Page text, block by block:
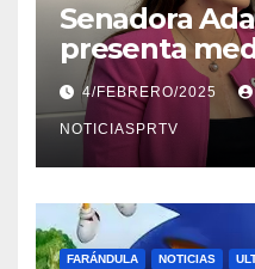
Senadora
presenta
violencia en
4/FEBRERO/2025
NOTICIASPRTV
FARÁNDULA NOTICIAS